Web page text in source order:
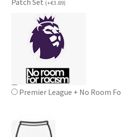
(+€3.89)
Premier League + No Room